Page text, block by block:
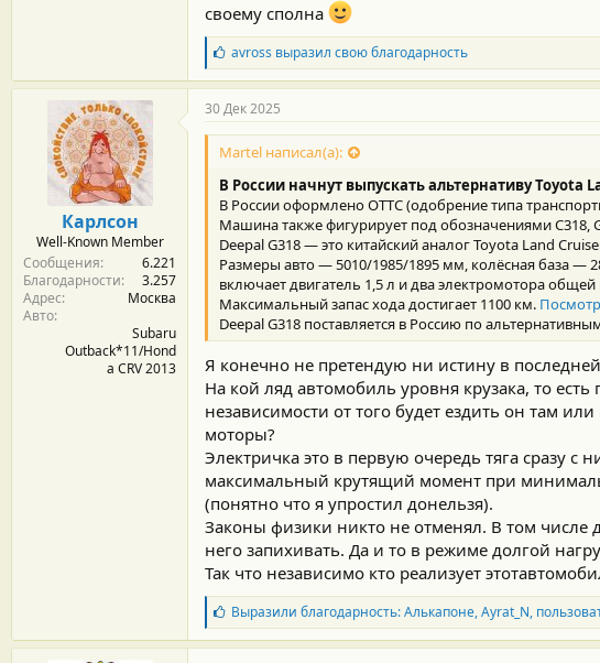
своему сполна
Б
л
а
г
о
д
а
н
о
с
т
и
:
avross выразил свою благодарность
Карлсон
Well-Known Member
Сообщения
6.221
Благодарности
3.257
Адрес
Москва
Авто
Subaru
Outback*11/Hond
a CRV 2013
30 Дек 2025
Martel написал(а):
В России начнут выпускать альтернативу Toyota
В России оформлено ОТТС (одобрение типа
Машина также фигурирует под обозначениями C318,
Deepal G318 — это китайский аналог Toyota Land
Размеры авто — 5010/1985/1895 мм, колёсная база
включает двигатель 1,5 л и два электромотора
Максимальный запас хода достигает 1100 км.
Deepal G318 поставляется в Россию по
Я конечно не претендую ни истину в
На кой ляд автомобиль уровня крузака, то
независимости от того будет ездить он там
моторы?
Электричка это в первую очередь тяга сразу
максимальный крутящий момент при
(понятно что я упростил донельзя).
Законы физики никто не отменял. В том числе
него запихивать. Да и то в режиме долгой
Так что независимо кто реализует
Б
л
а
Выразили благодарность:Алькапоне,Ayrat_N,